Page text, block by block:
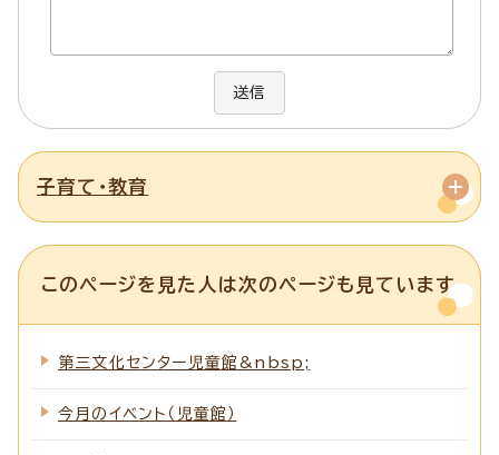
送信
子育て・教育
このページを見た人は次のページも見ています
第三文化センター児童館&nbsp;
今月のイベント（児童館）